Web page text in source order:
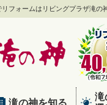
フォームはリビングプラザ滝の
滝の神を知る
滝